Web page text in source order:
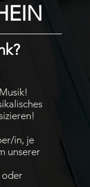
in, je
unserer
oder